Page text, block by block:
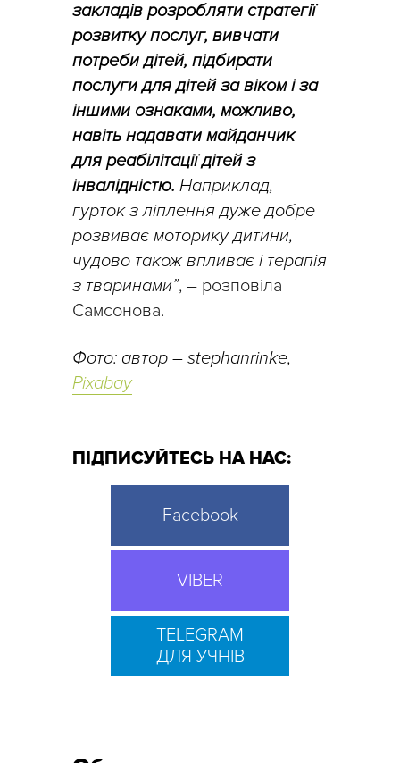
закладів розробляти стратегії
розвитку послуг, вивчати
потреби дітей, підбирати
послуги для дітей за віком і за
іншими ознаками, можливо,
навіть надавати майданчик
для реабілітації дітей з
інвалідністю. Наприклад,
гурток з ліплення дуже добре
розвиває моторику дитини,
чудово також впливає і терапія
з тваринами”, – розповіла
Самсонова.
Фото: автор – stephanrinke,
Pixabay
ПІДПИСУЙТЕСЬ НА НАС:
Facebook
VIBER
TELEGRAM
ДЛЯ УЧНІВ